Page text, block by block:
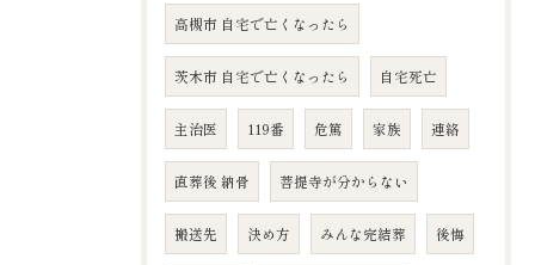
高槻市 自宅で亡くなったら
茨木市 自宅で亡くなったら 自宅死亡
主治医 119番 危篤 家族 連絡
直葬後 納骨 菩提寺が分からない
搬送先 決め方 みんな完結葬 後悔